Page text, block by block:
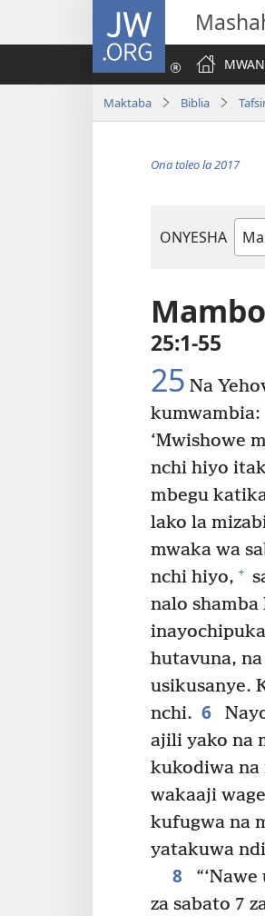
JW.ORG
Maktaba Biblia
Ona toleo la 2017
ONYESHA
Biblia
25:1-55
25 Na
kumwambia:
‘Mwishowe
nchi hiyo
mbegu
lako la
mwaka wa
nchi hiyo, +
nalo
hutavuna,
usikusanye.
nchi. 6
ajili yako na
kukodiwa na
wakaaji
kufugwa na
yatakuwa
8
za sabato 7